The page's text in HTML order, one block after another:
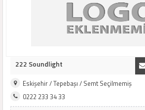
222 Soundlight
Eskişehir / Tepebaşı / Semt Seçilmemiş
0222 233 34 33